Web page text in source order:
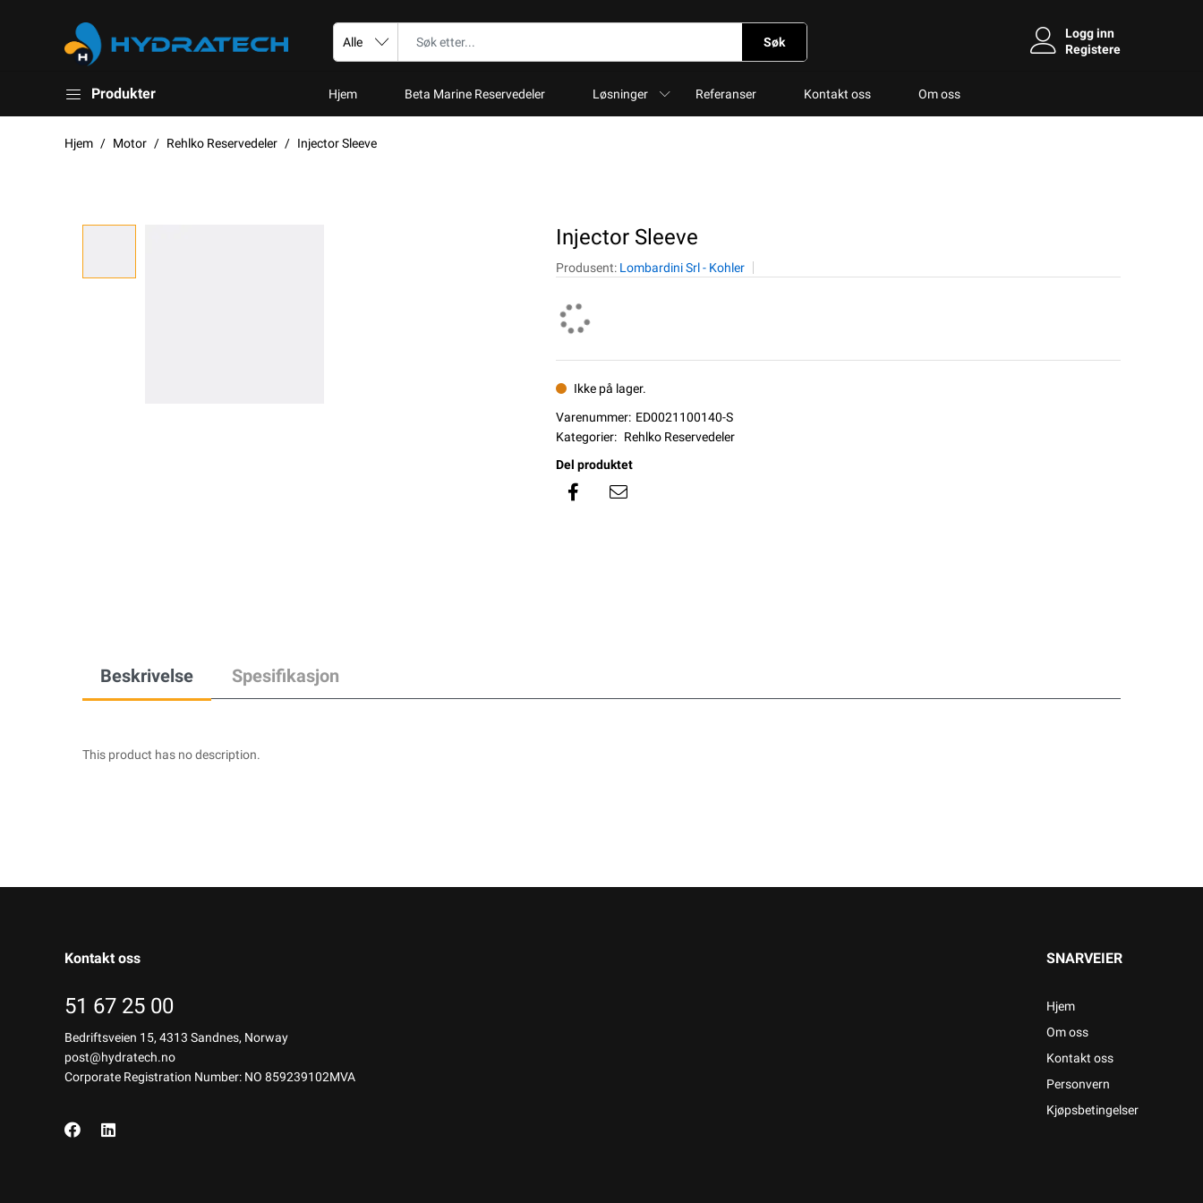
Søk
Logg inn
Registere
Produkter Hjem Beta Marine Reservedeler Løsninger Referanser Kontakt oss Om oss
Hjem Motor Rehlko Reservedeler Injector Sleeve
Injector Sleeve
Produsent: Lombardini Srl - Kohler
Ikke på lager.
Varenummer: ED0021100140-S
Kategorier: Rehlko Reservedeler
Del produktet
Beskrivelse Spesifikasjon
This product has no description.
Kontakt oss
51 67 25 00
Bedriftsveien 15, 4313 Sandnes, Norway
post@hydratech.no
Corporate Registration Number: NO 859239102MVA
SNARVEIER
Hjem
Om oss
Kontakt oss
Personvern
Kjøpsbetingelser